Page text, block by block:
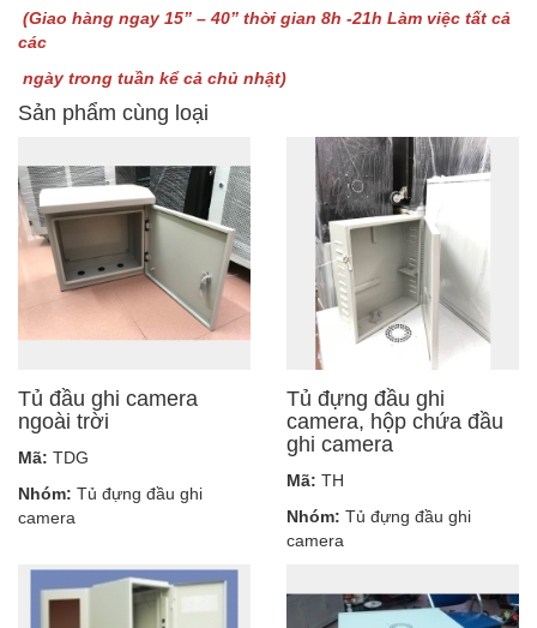
(Giao hàng ngay 15” – 40” thời gian 8h -21h Làm việc tất cả
các
ngày trong tuần kể cả chủ nhật)
Sản phẩm cùng loại
Tủ đầu ghi camera
ngoài trời
Mã: TDG
Nhóm: Tủ đựng đầu ghi
camera
Tủ đựng đầu ghi
camera, hộp chứa đầu
ghi camera
Mã: TH
Nhóm: Tủ đựng đầu ghi
camera